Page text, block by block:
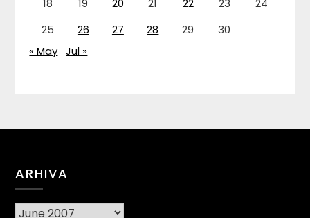
18
19 20 21 22 23
24
25
26 27 28 29
30
« May Jul »
ARHIVA
Arhiva